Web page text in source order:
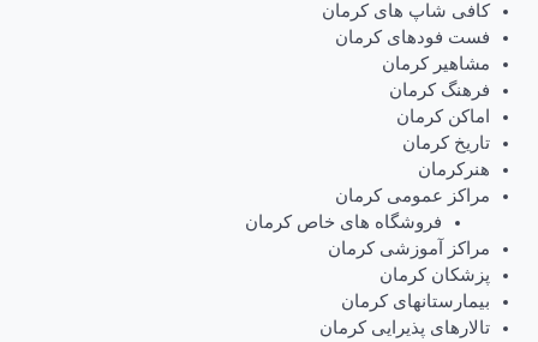
شاپ های کرمان
فودهای کرمان
کرمان
کرمان
کرمان
کرمان
عمومی کرمان
فروشگاه های خاص کرمان
آموزشی کرمان
کرمان
کرمان
پذیرایی کرمان